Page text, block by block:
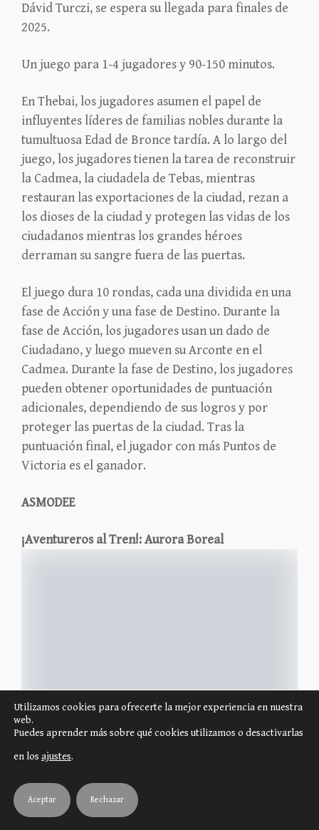
Dávid Turczi, se espera su llegada para finales de
2025.
Un juego para 1-4 jugadores y 90-150 minutos.
En Thebai, los jugadores asumen el papel de
influyentes líderes de familias nobles durante la
tumultuosa Edad de Bronce tardía. A lo largo del
juego, los jugadores tienen la tarea de reconstruir
la Cadmea, la ciudadela de Tebas, mientras
restauran las exportaciones de la ciudad, rezan a
los dioses de la ciudad y protegen las vidas de los
ciudadanos mientras los grandes héroes
derraman su sangre fuera de las puertas.
El juego dura 10 rondas, cada una dividida en una
fase de Acción y una fase de Destino. Durante la
fase de Acción, los jugadores usan un dado de
Ciudadano, y luego mueven su Arconte en el
Cadmea. Durante la fase de Destino, los jugadores
pueden obtener oportunidades de puntuación
adicionales, dependiendo de sus logros y por
proteger las puertas de la ciudad. Tras la
puntuación final, el jugador con más Puntos de
Victoria es el ganador.
ASMODEE
¡Aventureros al Tren!: Aurora Boreal
Utilizamos cookies para ofrecerte la mejor experiencia en nuestra
web.
Puedes aprender más sobre qué cookies utilizamos o desactivarlas
en los ajustes.
Aceptar Rechazar